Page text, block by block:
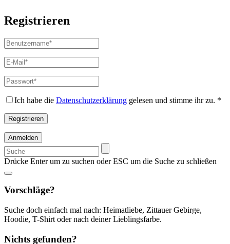
Registrieren
Benutzername
Erforderlich
E-
Mail-
Adresse*
Erforderlich
Passwort*
Erforderlich
Ich habe die Datenschutzerklärung gelesen und stimme ihr zu. *
Registrieren
Anmelden
Suchen
nach:
Drücke Enter um zu suchen oder ESC um die Suche zu schließen
Vorschläge?
Suche doch einfach mal nach: Heimatliebe, Zittauer Gebirge,
Hoodie, T-Shirt oder nach deiner Lieblingsfarbe.
Nichts gefunden?